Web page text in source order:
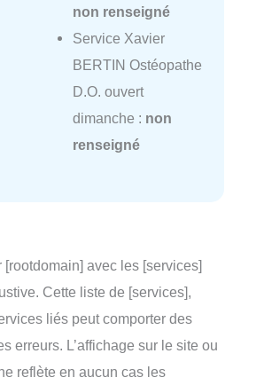
non renseigné
Service Xavier
BERTIN Ostéopathe
D.O. ouvert
dimanche : non
renseigné
[rootdomain] avec les [services]
Cette liste de [services],
liés peut comporter des
erreurs. L’affichage sur le site ou
reflète en aucun cas les